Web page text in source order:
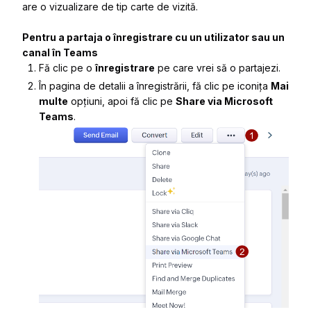
are o vizualizare de tip carte de vizită.
Pentru a partaja o înregistrare cu un utilizator sau un
canal în Teams
Fă clic pe oînregistrare pe care vrei să o partajezi.
În pagina de detalii a înregistrării, fă clic pe iconița Mai
multe opțiuni, apoi fă clic pe Share via Microsoft
Teams.